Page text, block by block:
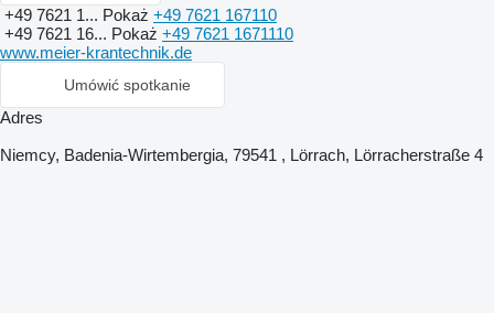
+49 7621 1... Pokaż +49 7621 167110
+49 7621 16... Pokaż +49 7621 1671110
www.meier-krantechnik.de
Umówić spotkanie
Adres
Niemcy, Badenia-Wirtembergia, 79541 , Lörrach, Lörracherstraße 4